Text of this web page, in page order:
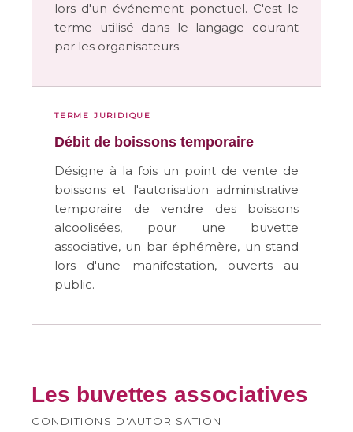
lors d'un événement ponctuel. C'est le
terme utilisé dans le langage courant
par les organisateurs.
TERME JURIDIQUE
Débit de boissons temporaire
Désigne à la fois un point de vente de
boissons et l'autorisation administrative
temporaire de vendre des boissons
alcoolisées, pour une buvette
associative, un bar éphémère, un stand
lors d'une manifestation, ouverts au
public.
Les buvettes associatives
CONDITIONS D'AUTORISATION